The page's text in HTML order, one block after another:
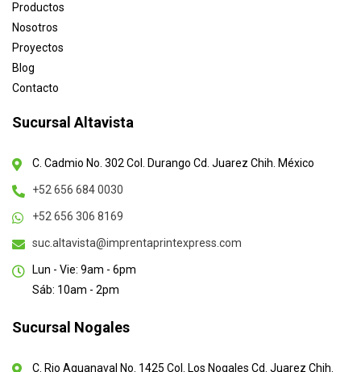
Productos
Nosotros
Proyectos
Blog
Contacto
Sucursal Altavista
C. Cadmio No. 302 Col. Durango Cd. Juarez Chih. México
+52 656 684 0030
+52 656 306 8169
suc.altavista@imprentaprintexpress.com
Lun - Vie: 9am - 6pm
Sáb: 10am - 2pm
Sucursal Nogales
C. Rio Aguanaval No. 1425 Col. Los Nogales Cd. Juarez Chih.